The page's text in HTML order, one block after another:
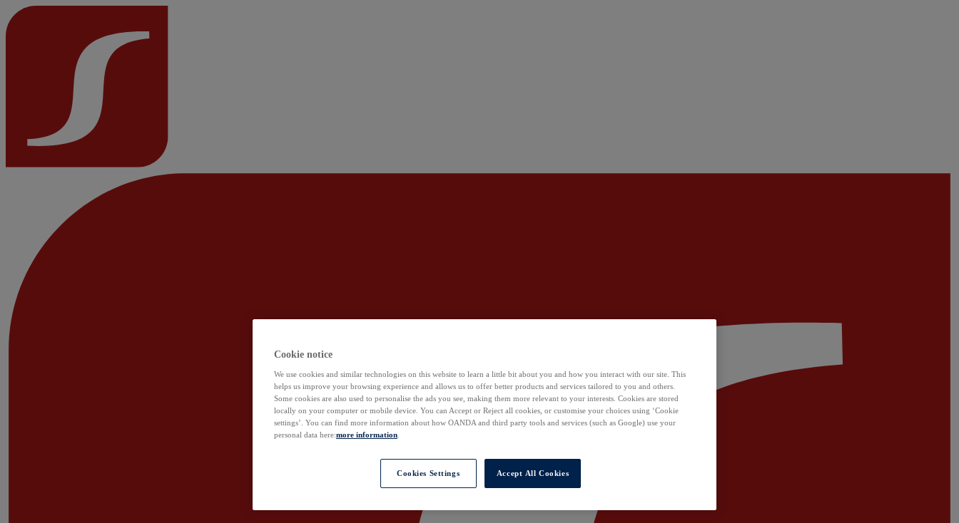
Cookie notice
We use cookies and similar technologies on this website to learn a little bit about you and how you interact with our site. This
helps us improve your browsing experience and allows us to offer better products and services tailored to you and others.
Some cookies are also used to personalise the ads you see, making them more relevant to your interests. Cookies are stored
locally on your computer or mobile device. You can Accept or Reject all cookies, or customise your choices using ‘Cookie
settings’. You can find more information about how OANDA and third party tools and services (such as Google) use your
personal data here:more information
Cookies Settings Accept All Cookies